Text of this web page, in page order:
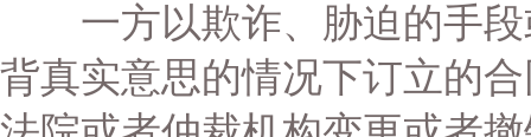
一方以欺诈、胁迫的手段
背真实意思的情况下订立的